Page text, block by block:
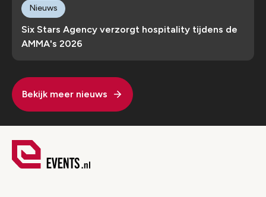
Six Stars Agency verzorgt hospitality tijdens de
AMMA's 2026
Nieuws
Bekijk meer nieuws